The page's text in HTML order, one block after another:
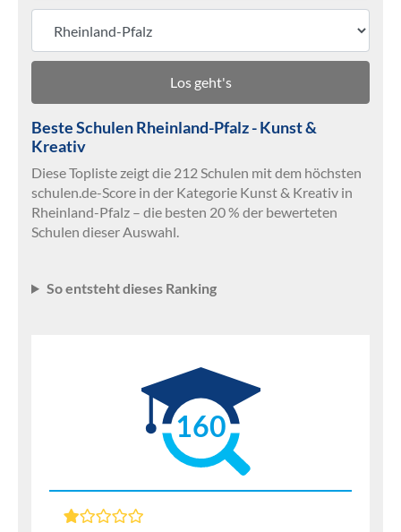
Los geht's
Beste Schulen Rheinland-Pfalz - Kunst &
Kreativ
Diese Topliste zeigt die 212 Schulen mit dem höchsten
schulen.de-Score in der Kategorie Kunst & Kreativ in
Rheinland-Pfalz – die besten 20 % der bewerteten
Schulen dieser Auswahl.
So entsteht dieses Ranking
160